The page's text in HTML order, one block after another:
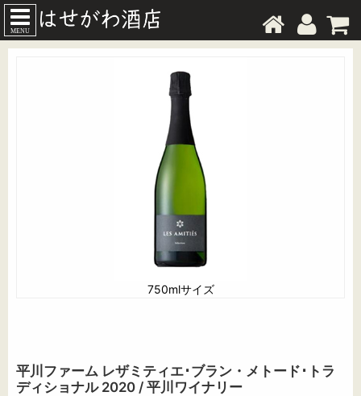
MENU
750mlサイズ
平川ファーム レザミティエ･ブラン・メトード･トラ
ディショナル 2020 / 平川ワイナリー